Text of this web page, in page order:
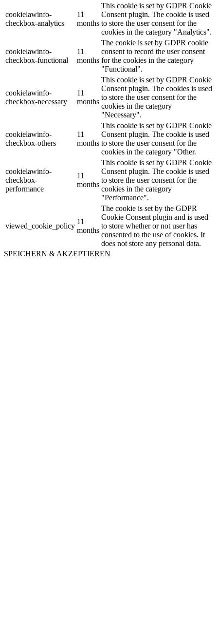
cookielawinfo-
checkbox-analytics
11
months
This cookie is set by GDPR Cookie
Consent plugin. The cookie is used
to store the user consent for the
cookies in the category "Analytics".
cookielawinfo-
checkbox-functional
11
months
The cookie is set by GDPR cookie
consent to record the user consent
for the cookies in the category
"Functional".
cookielawinfo-
checkbox-necessary
11
months
This cookie is set by GDPR Cookie
Consent plugin. The cookies is used
to store the user consent for the
cookies in the category
"Necessary".
cookielawinfo-
checkbox-others
11
months
This cookie is set by GDPR Cookie
Consent plugin. The cookie is used
to store the user consent for the
cookies in the category "Other.
cookielawinfo-
checkbox-
performance
11
months
This cookie is set by GDPR Cookie
Consent plugin. The cookie is used
to store the user consent for the
cookies in the category
"Performance".
viewed_cookie_policy
11
months
The cookie is set by the GDPR
Cookie Consent plugin and is used
to store whether or not user has
consented to the use of cookies. It
does not store any personal data.
SPEICHERN & AKZEPTIEREN